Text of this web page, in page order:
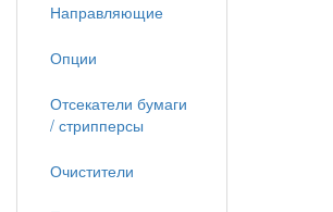
Направляющие
Опции
Отсекатели бумаги
/ стрипперсы
Очистители